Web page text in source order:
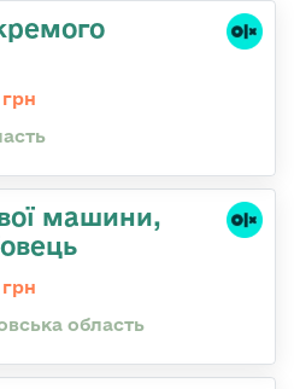
машини,
область